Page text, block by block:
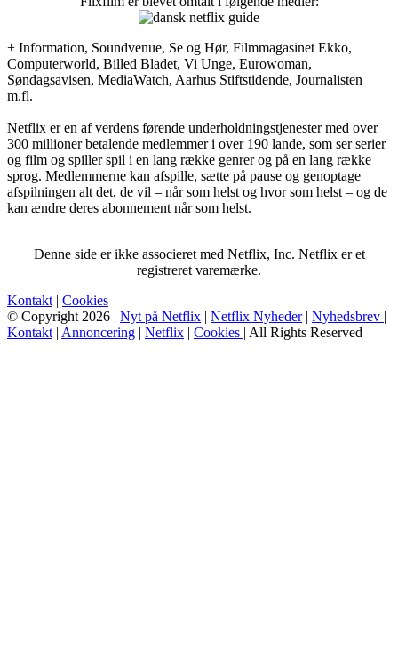
+ Information, Soundvenue, Se og Hør, Filmmagasinet Ekko,
Computerworld, Billed Bladet, Vi Unge, Eurowoman,
Søndagsavisen, MediaWatch, Aarhus Stiftstidende, Journalisten
m.fl.
Netflix er en af verdens førende underholdningstjenester med over
300 millioner betalende medlemmer i over 190 lande, som ser serier
og film og spiller spil i en lang række genrer og på en lang række
sprog. Medlemmerne kan afspille, sætte på pause og genoptage
afspilningen alt det, de vil – når som helst og hvor som helst – og de
kan ændre deres abonnement når som helst.
Denne side er ikke associeret med Netflix, Inc. Netflix er et
registreret varemærke.
Kontakt | Cookies
© Copyright 2026 | Nyt på Netflix | Netflix Nyheder| Nyhedsbrev |
Kontakt | Annoncering | Netflix | Cookies | All Rights Reserved